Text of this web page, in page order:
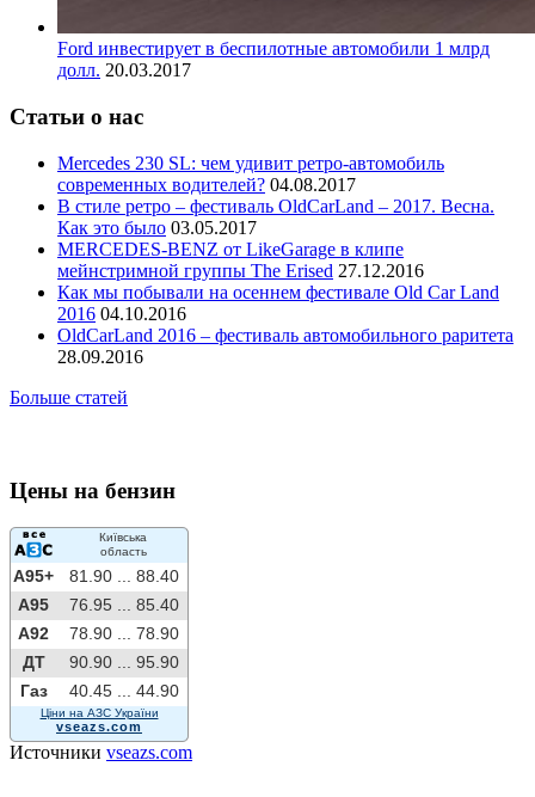
Ford инвестирует в беспилотные автомобили 1 млрд
долл. 20.03.2017
Статьи о нас
Mercedes 230 SL: чем удивит ретро-автомобиль
современных водителей? 04.08.2017
В стиле ретро – фестиваль OldCarLand – 2017. Весна.
Как это было 03.05.2017
MERCEDES-BENZ от LikeGarage в клипе
мейнстримной группы The Erised 27.12.2016
Как мы побывали на осеннем фестивале Old Car Land
2016 04.10.2016
OldCarLand 2016 – фестиваль автомобильного раритета
28.09.2016
Больше статей
Цены на бензин
Київська
область
A95+ 81.90 ...
88.40
A95
76.95 ...
85.40
A92
78.90 ...
78.90
ДТ
90.90 ...
95.90
Газ
40.45 ... 44.90
Ціни на АЗС України
vseazs.com
Источники vseazs.com